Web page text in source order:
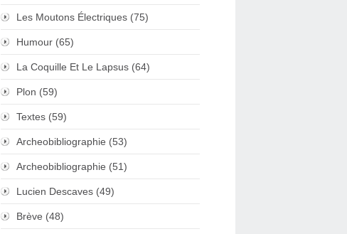
Les Moutons Électriques (75)
Humour (65)
La Coquille Et Le Lapsus (64)
Plon (59)
Textes (59)
Archeobibliographie (53)
Archeobibliographie (51)
Lucien Descaves (49)
Brève (48)